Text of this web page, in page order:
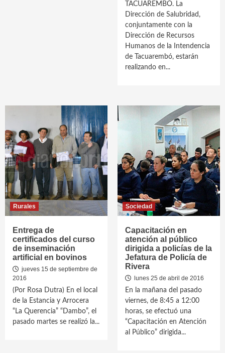
TACUAREMBÓ. La
Dirección de Salubridad,
conjuntamente con la
Dirección de Recursos
Humanos de la Intendencia
de Tacuarembó, estarán
realizando en...
Rurales
Entrega de
certificados del curso
de inseminación
artificial en bovinos
jueves 15 de septiembre de
2016
(Por Rosa Dutra) En el local
de la Estancia y Arrocera
“La Querencia” “Dambo”, el
pasado martes se realizó la...
Sociedad
Capacitación en
atención al público
dirigida a policías de la
Jefatura de Policía de
Rivera
lunes 25 de abril de 2016
En la mañana del pasado
viernes, de 8:45 a 12:00
horas, se efectuó una
“Capacitación en Atención
al Público” dirigida...